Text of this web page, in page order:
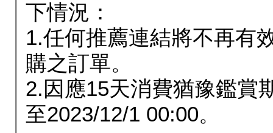
下情況：
1.任何推薦連結將不再有
購之訂單。
2.因應15天消費猶豫鑑賞
至2023/12/1 00:00。